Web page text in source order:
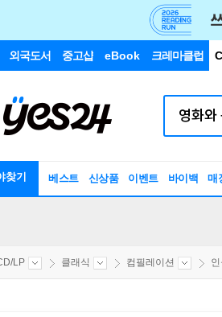
외국도서 중고샵 eBook 크레마클럽
찾기 베스트 신상품 이벤트 바이백 매
LP 클래식 컴필레이션